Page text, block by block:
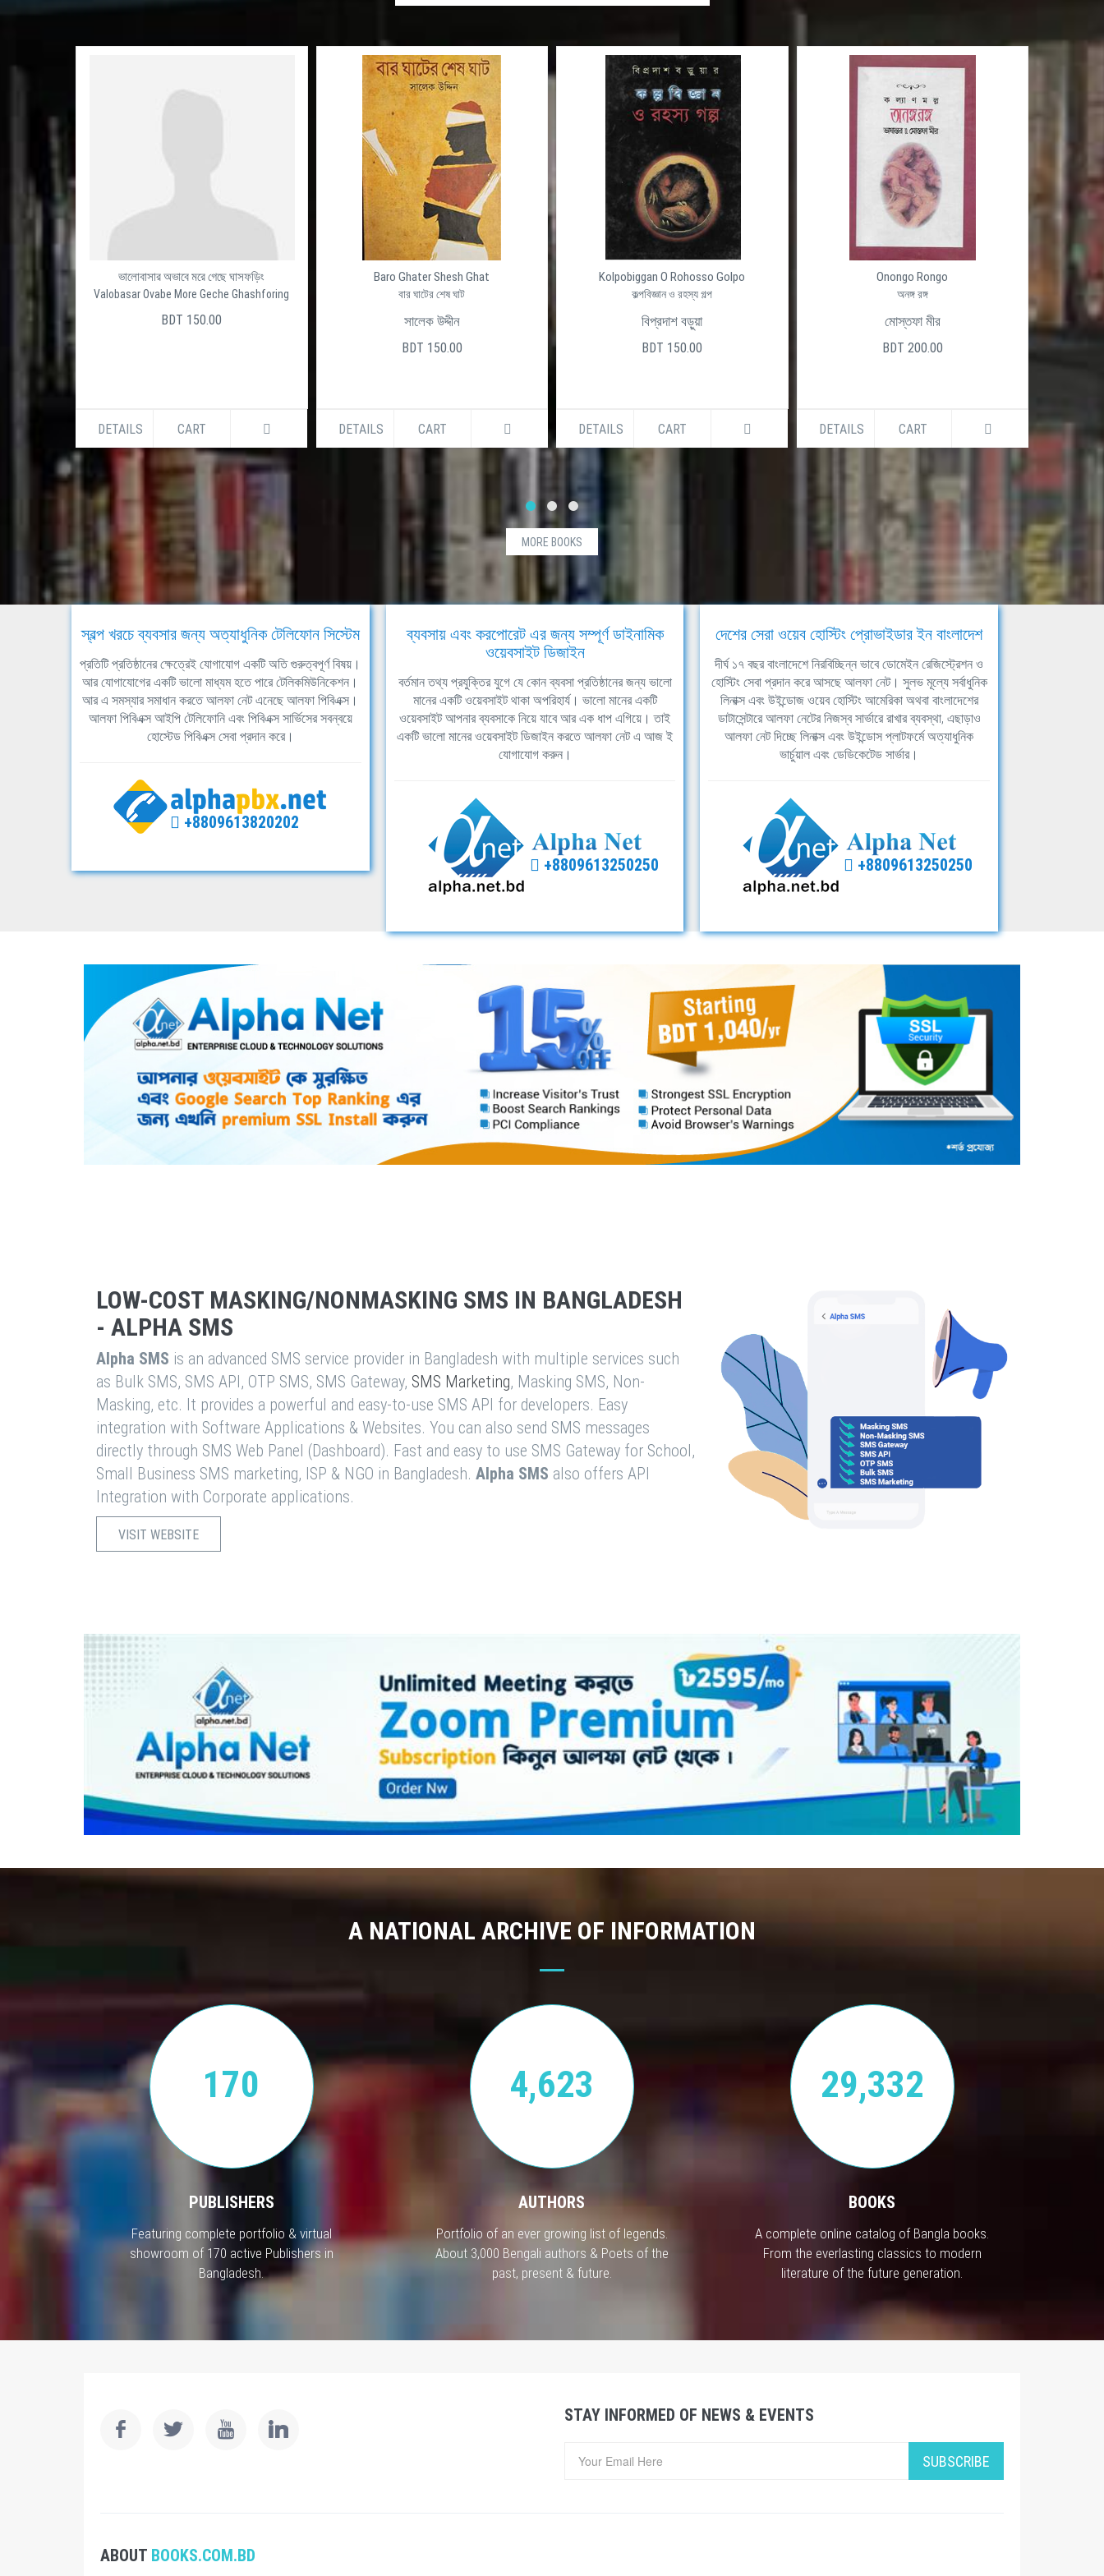
ভালোবাসার অভাবে মরে গেছে ঘাসফড়িং
Valobasar Ovabe More Geche Ghashforing
BDT 150.00
DETAILS CART
Baro Ghater Shesh Ghat
বার ঘাটের শেষ ঘাট
সালেক উদ্দীন
BDT 150.00
DETAILS CART
Kolpobiggan O Rohosso Golpo
কল্পবিজ্ঞান ও রহস্য গল্প
বিপ্রদাশ বড়ুয়া
BDT 150.00
DETAILS CART
Onongo Rongo
অনঙ্গ রঙ্গ
মোস্তফা মীর
BDT 200.00
DETAILS CART
MORE BOOKS
স্বল্প খরচে ব্যবসার জন্য অত্যাধুনিক টেলিফোন সিস্টেম
প্রতিটি প্রতিষ্ঠানের ক্ষেত্রেই যোগাযোগ একটি অতি গুরুত্বপূর্ণ বিষয়।
আর যোগাযোগের একটি ভালো মাধ্যম হতে পারে টেলিকমিউনিকেশন।
আর এ সমস্যার সমাধান করতে আলফা নেট এনেছে আলফা পিবিএক্স।
আলফা পিবিএক্স আইপি টেলিফোনি এবং পিবিএক্স সার্ভিসের সবন্বয়ে
হোস্টেড পিবিএক্স সেবা প্রদান করে।
+8809613820202
ব্যবসায় এবং করপোরেট এর জন্য সম্পূর্ণ ডাইনামিক
ওয়েবসাইট ডিজাইন
বর্তমান তথ্য প্রযুক্তির যুগে যে কোন ব্যবসা প্রতিষ্ঠানের জন্য ভালো
মানের একটি ওয়েবসাইট থাকা অপরিহার্য। ভালো মানের একটি
ওয়েবসাইট আপনার ব্যবসাকে নিয়ে যাবে আর এক ধাপ এগিয়ে। তাই
একটি ভালো মানের ওয়েবসাইট ডিজাইন করতে আলফা নেট এ আজ ই
যোগাযোগ করুন।
+8809613250250
দেশের সেরা ওয়েব হোস্টিং প্রোভাইডার ইন বাংলাদেশ
দীর্ঘ ১৭ বছর বাংলাদেশে নিরবিচ্ছিন্ন ভাবে ডোমেইন রেজিস্ট্রেশন ও
হোস্টিং সেবা প্রদান করে আসছে আলফা নেট। সুলভ মূল্যে সর্বাধুনিক
লিনাক্স এবং উইন্ডোজ ওয়েব হোস্টিং আমেরিকা অথবা বাংলাদেশের
ডাটাসেন্টারে আলফা নেটের নিজস্ব সার্ভারে রাখার ব্যবস্থা, এছাড়াও
আলফা নেট দিচ্ছে লিনাক্স এবং উইন্ডোস প্লাটফর্মে অত্যাধুনিক
ভার্চুয়াল এবং ডেডিকেটেড সার্ভার।
+8809613250250
LOW-COST MASKING/NONMASKING SMS IN BANGLADESH
- ALPHA SMS
Alpha SMS is an advanced SMS service provider in Bangladesh with multiple services such
as Bulk SMS, SMS API, OTP SMS, SMS Gateway, SMS Marketing, Masking SMS, Non-
Masking, etc. It provides a powerful and easy-to-use SMS API for developers. Easy
integration with Software Applications & Websites. You can also send SMS messages
directly through SMS Web Panel (Dashboard). Fast and easy to use SMS Gateway for School,
Small Business SMS marketing, ISP & NGO in Bangladesh. Alpha SMS also offers API
Integration with Corporate applications.
VISIT WEBSITE
A NATIONAL ARCHIVE OF INFORMATION
170
PUBLISHERS
Featuring complete portfolio & virtual
showroom of 170 active Publishers in
Bangladesh.
4,623
AUTHORS
Portfolio of an ever growing list of legends.
About 3,000 Bengali authors & Poets of the
past, present & future.
29,332
BOOKS
A complete online catalog of Bangla books.
From the everlasting classics to modern
literature of the future generation.
STAY INFORMED OF NEWS & EVENTS
SUBSCRIBE
ABOUT BOOKS.COM.BD